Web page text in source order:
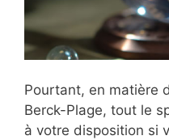
Pourtant, en matière
Berck-Plage, tout le
à votre disposition si